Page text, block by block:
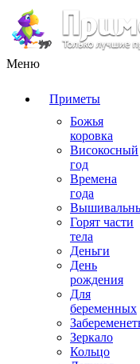
Меню
Приметы
Божья
коровка
Високосный
год
Времена
года
Горят части
тела
Деньги
День
рождения
Для
беременных
Зеркало
Кольцо